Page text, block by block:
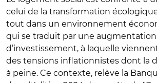
celui de la transformation
tout dans un environnement
qui se traduit par une
d’investissement, à laquelle
des tensions inflationnistes dont la
à peine. Ce contexte, relève la